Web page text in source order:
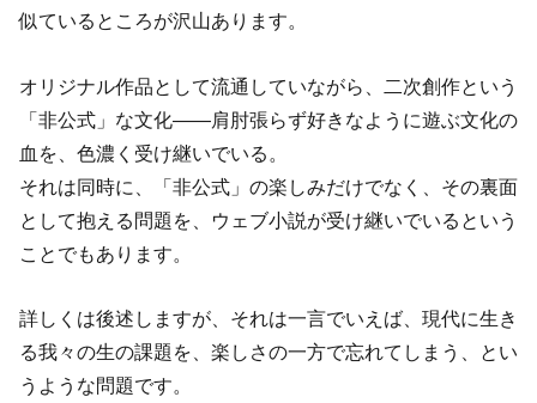
似ているところが沢山あります。
オリジナル作品として流通していながら、二次創作という
「非公式」な文化――肩肘張らず好きなように遊ぶ文化の
血を、色濃く受け継いでいる。
それは同時に、「非公式」の楽しみだけでなく、その裏面
として抱える問題を、ウェブ小説が受け継いでいるという
ことでもあります。
詳しくは後述しますが、それは一言でいえば、現代に生き
る我々の生の課題を、楽しさの一方で忘れてしまう、とい
うような問題です。